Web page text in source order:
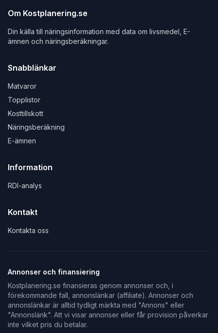
Om Kostplanering.se
Din källa till näringsinformation med data om livsmedel, E-
ämnen och näringsberäkningar.
Snabblänkar
Matvaror
Topplistor
Kosttillskott
Näringsberäkning
E-ämnen
Information
RDI-analys
Kontakt
Kontakta oss
Annonser och finansiering
Kostplanering.se finansieras genom annonser och, i
förekommande fall, annonslänkar (affiliate). Annonser och
annonslänkar är alltid tydligt märkta med "Annons" eller
"Annonslänk". Att vi visar annonser eller får provision påverkar
inte vilket pris du betalar.